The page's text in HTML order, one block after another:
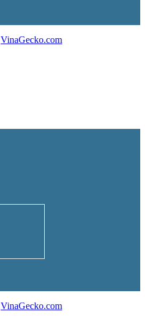
VinaGecko.com
VinaGecko.com